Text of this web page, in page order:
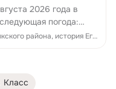
2026 года в
погода:
днём…+35°C,
ZАРЯ ЕГОРЛЫКСКАЯ - Новости Егорлыкского района, история Егорлыкского района, памятники, люди, достижения, события Егорлыкского района
Класс